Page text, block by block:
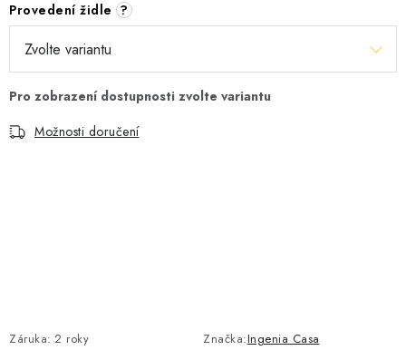
Provedení židle ?
Možnosti doručení
Záruka: 2 roky Značka:Ingenia Casa